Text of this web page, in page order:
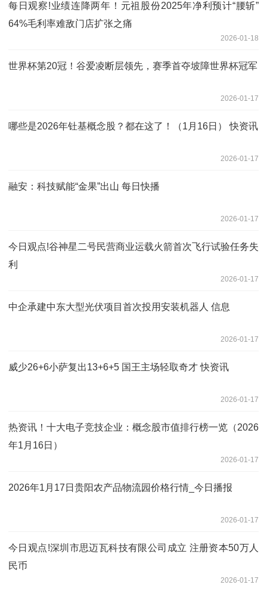
每日观察!业绩连降两年！元祖股份2025年净利预计“腰斩”
64%毛利率难敌门店扩张之痛
2026-01-18
世界杯第20冠！谷爱凌断层领先，赛季首夺坡障世界杯冠军
2026-01-17
哪些是2026年钍基概念股？都在这了！（1月16日） 快资讯
2026-01-17
融安：科技赋能“金果”出山 每日快播
2026-01-17
今日观点!谷神星二号民营商业运载火箭首次飞行试验任务失
利
2026-01-17
中企承建中东大型光伏项目首次投用安装机器人 信息
2026-01-17
威少26+6小萨复出13+6+5 国王主场轻取奇才 快资讯
2026-01-17
热资讯！十大电子竞技企业：概念股市值排行榜一览（2026
年1月16日）
2026-01-17
2026年1月17日贵阳农产品物流园价格行情_今日播报
2026-01-17
今日观点!深圳市思迈瓦科技有限公司成立 注册资本50万人
民币
2026-01-17